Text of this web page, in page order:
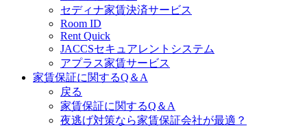
セディナ家賃決済サービス
Room ID
Rent Quick
JACCSセキュアレントシステム
アプラス家賃サービス
家賃保証に関するQ＆A
戻る
家賃保証に関するQ＆A
夜逃げ対策なら家賃保証会社が最適？